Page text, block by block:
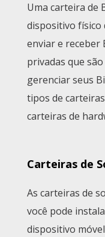
Uma carteira de
dispositivo físico
enviar e receber
privadas que
gerenciar seus
tipos de
carteiras de
Carteiras de
As carteiras de
você pode
dispositivo